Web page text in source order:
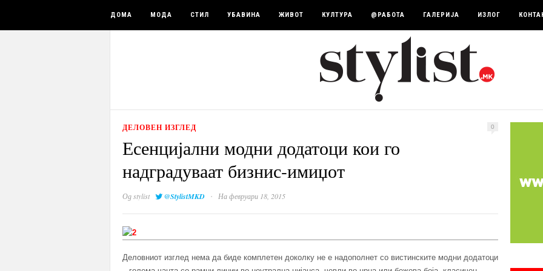
ДОМА МОДА СТИЛ УБАВИНА ЖИВОТ КУЛТУРА @РАБОТА ГАЛЕРИЈА ИЗЛОГ
ДЕЛОВЕН ИЗГЛЕД 0
Есенцијални модни додатоци кои го
надградуваат бизнис-имиџот
Одstylist @StylistMKD · На февруари 18, 2015
Деловниот изглед нема да биде комплетен доколку не е надополнет со вистинските модни додатоци